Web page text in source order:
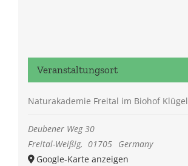
Veranstaltungsort
Naturakademie Freital im Biohof Klügel
Deubener Weg 30
Freital-Weißig, 01705 Germany
Google-Karte anzeigen